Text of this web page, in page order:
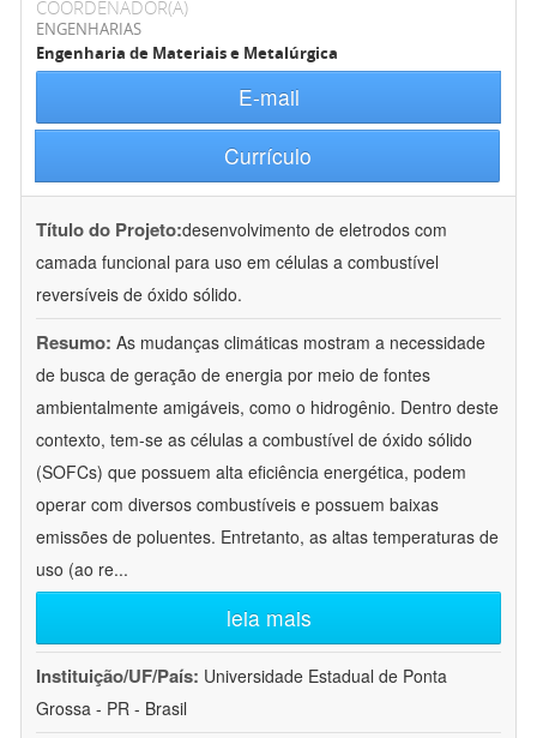
COORDENADOR(A)
ENGENHARIAS
Engenharia de Materiais e Metalúrgica
E-mail
Currículo
Título do Projeto:desenvolvimento de eletrodos com
camada funcional para uso em células a combustível
reversíveis de óxido sólido.
Resumo: As mudanças climáticas mostram a necessidade
de busca de geração de energia por meio de fontes
ambientalmente amigáveis, como o hidrogênio. Dentro deste
contexto, tem-se as células a combustível de óxido sólido
(SOFCs) que possuem alta eficiência energética, podem
operar com diversos combustíveis e possuem baixas
emissões de poluentes. Entretanto, as altas temperaturas de
uso (ao re...
leia mais
Instituição/UF/País: Universidade Estadual de Ponta
Grossa - PR - Brasil